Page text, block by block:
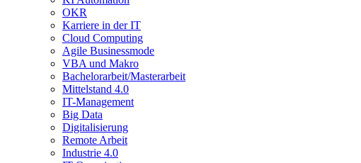
OKR
Karriere in der IT
Cloud Computing
Agile Businessmode
VBA und Makro
Bachelorarbeit/Masterarbeit
Mittelstand 4.0
IT-Management
Big Data
Digitalisierung
Remote Arbeit
Industrie 4.0